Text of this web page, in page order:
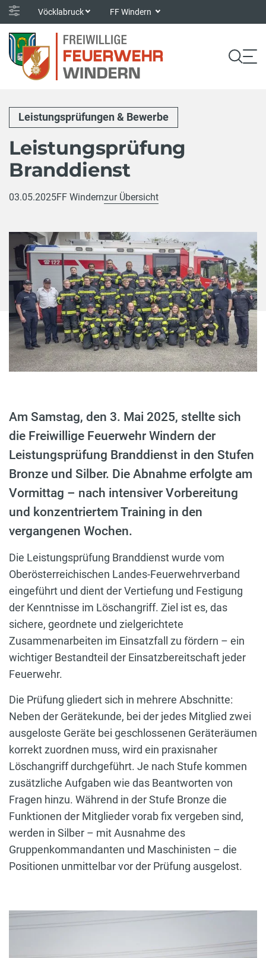
Vöcklabruck FF Windern
Leistungsprüfungen & Bewerbe
Leistungsprüfung
Branddienst
03.05.2025FF Windernzur Übersicht
Am Samstag, den 3. Mai 2025, stellte sich
die Freiwillige Feuerwehr Windern der
Leistungsprüfung Branddienst in den Stufen
Bronze und Silber. Die Abnahme erfolgte am
Vormittag – nach intensiver Vorbereitung
und konzentriertem Training in den
vergangenen Wochen.
Die Leistungsprüfung Branddienst wurde vom
Oberösterreichischen Landes-Feuerwehrverband
eingeführt und dient der Vertiefung und Festigung
der Kenntnisse im Löschangriff. Ziel ist es, das
sichere, geordnete und zielgerichtete
Zusammenarbeiten im Einsatzfall zu fördern – ein
wichtiger Bestandteil der Einsatzbereitschaft jeder
Feuerwehr.
Die Prüfung gliedert sich in mehrere Abschnitte:
Neben der Gerätekunde, bei der jedes Mitglied zwei
ausgeloste Geräte bei geschlossenen Geräteräumen
korrekt zuordnen muss, wird ein praxisnaher
Löschangriff durchgeführt. Je nach Stufe kommen
zusätzliche Aufgaben wie das Beantworten von
Fragen hinzu. Während in der Stufe Bronze die
Funktionen der Mitglieder vorab fix vergeben sind,
werden in Silber – mit Ausnahme des
Gruppenkommandanten und Maschinisten – die
Positionen unmittelbar vor der Prüfung ausgelost.